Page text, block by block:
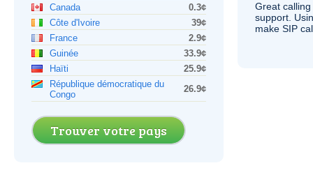
Canada
0.3¢
Côte d'Ivoire
39¢
France
2.9¢
Guinée
33.9¢
Haïti
25.9¢
République démocratique du
Congo
26.9¢
Trouver votre pays
Great
support.
make SIP